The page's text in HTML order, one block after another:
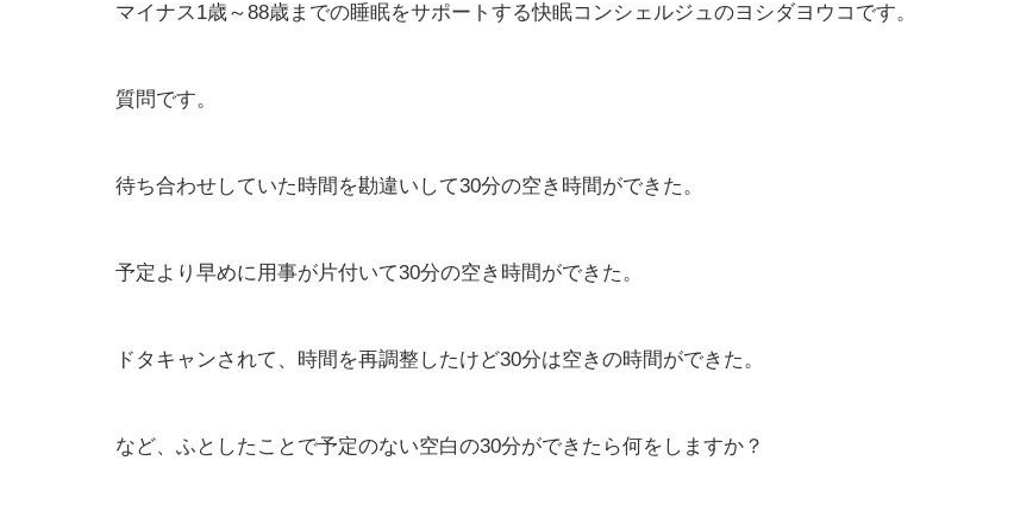
マイナス1歳～88歳までの睡眠をサポートする快眠コンシェルジュのヨシダヨウコです。
質問です。
待ち合わせしていた時間を勘違いして30分の空き時間ができた。
予定より早めに用事が片付いて30分の空き時間ができた。
ドタキャンされて、時間を再調整したけど30分は空きの時間ができた。
など、ふとしたことで予定のない空白の30分ができたら何をしますか？